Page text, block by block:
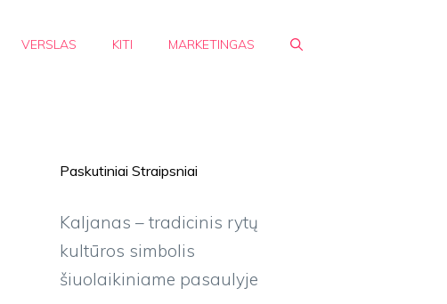
VERSLAS KITI MARKETINGAS
Paskutiniai Straipsniai
Kaljanas – tradicinis rytų
kultūros simbolis
šiuolaikiniame pasaulyje